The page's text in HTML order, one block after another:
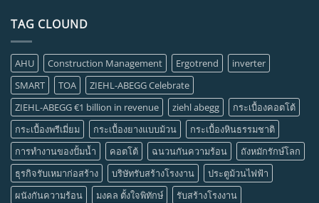
TAG CLOUND
AHU Construction Management Ergotrend
inverter
SMART
TOA
ZIEHL-ABEGG Celebrate
ZIEHL-ABEGG €1 billion in revenue
ziehl abegg
กระเบื้องคอตโต้
กระเบื้องพรีเมี่ยม
กระเบื้องยางแบบม้วน
กระเบื้องหินธรรมชาติ
การทำงานของปั้มน้ำ
คอตโต้ ฉนวนกันความร้อน
ถังหมักรักษ์โลก
ธุรกิจรับเหมาก่อสร้าง
บริษัทรับสร้างโรงงาน
ประตูม้วนไฟฟ้า
ผนังกันความร้อน
มงคล ตั้งใจพิทักษ์
รับสร้างโรงงาน